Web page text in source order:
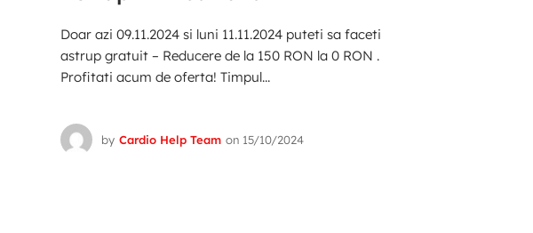
Doar azi 09.11.2024 si luni 11.11.2024 puteti sa faceti
astrup gratuit – Reducere de la 150 RON la 0 RON .
Profitati acum de oferta! Timpul...
by Cardio Help Team on 15/10/2024